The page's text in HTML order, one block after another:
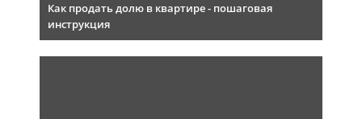
Как продать долю в квартире - пошаговая
инструкция